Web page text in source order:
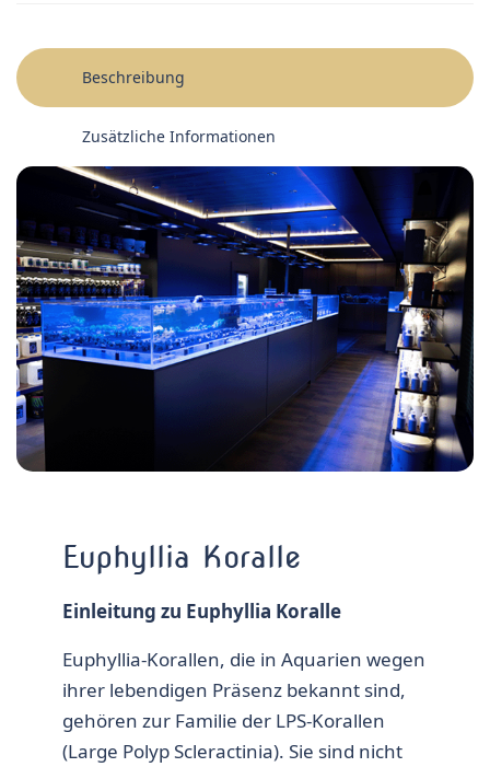
Beschreibung
Zusätzliche Informationen
Euphyllia Koralle
Einleitung zu Euphyllia Koralle
Euphyllia-Korallen, die in Aquarien wegen
ihrer lebendigen Präsenz bekannt sind,
gehören zur Familie der LPS-Korallen
(Large Polyp Scleractinia). Sie sind nicht